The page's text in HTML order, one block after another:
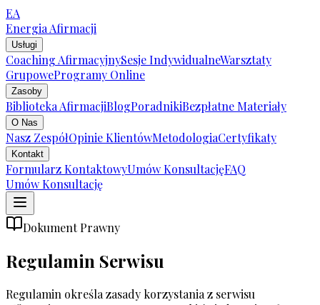
EA
Energia Afirmacji
Usługi
Coaching AfirmacyjnySesje IndywidualneWarsztaty
GrupoweProgramy Online
Zasoby
Biblioteka AfirmacjiBlogPoradnikiBezpłatne Materiały
O Nas
Nasz ZespółOpinie KlientówMetodologiaCertyfikaty
Kontakt
Formularz KontaktowyUmów KonsultacjęFAQ
Umów Konsultację
Dokument Prawny
Regulamin Serwisu
Regulamin określa zasady korzystania z serwisu